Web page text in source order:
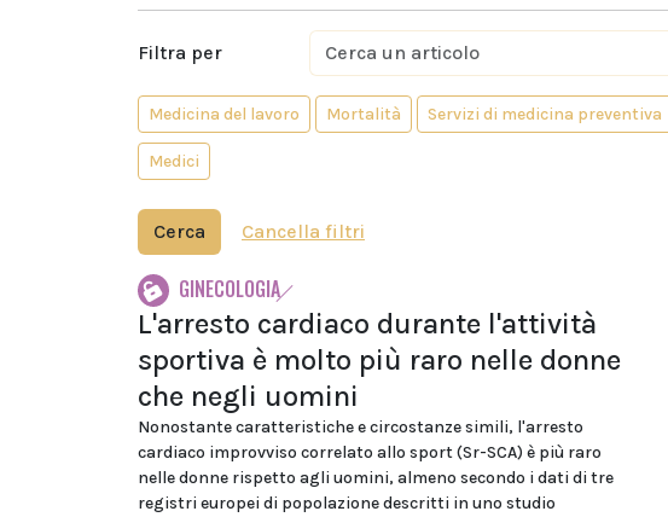
Filtra per
Medicina del lavoro Mortalità Servizi di medicina preventiva
Medici
Cerca Cancella filtri
GINECOLOGIA
L'arresto cardiaco durante l'attività
sportiva è molto più raro nelle donne
che negli uomini
Nonostante caratteristiche e circostanze simili, l'arresto
cardiaco improvviso correlato allo sport (Sr-SCA) è più raro
nelle donne rispetto agli uomini, almeno secondo i dati di tre
registri europei di popolazione descritti in uno studio